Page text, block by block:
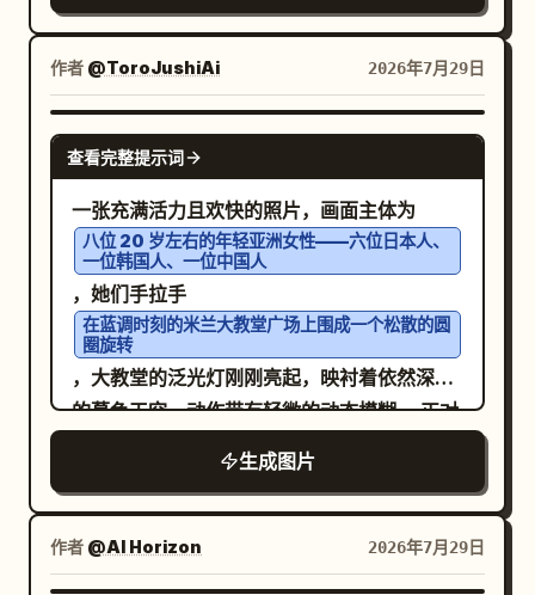
呼べ！！今日中！！熊本に支援物資を送るか
ら！！」。在受惊的反应附近添加音效文字
「びくっ」。 3. 第 3 格，解释与升级：上司
身体前倾大声咆哮，左侧有一个巨大的锯齿状
对话框写着 「はぁ!?」。年轻员工焦虑地转头
看向后方的上司，流着汗，右侧有一个圆形的
对话框写着 「く、熊本ですか……？配送スト
ップしてると思いますが……」。仓鼠在微型
键盘上快速打字，圆形对话框写着 「はい、ど
の配送会社も熊本への配送は全域ストップし
てます」，并伴有小的打字音效 「カタカタカ
タ」。 4. 第 4 格，凄凉的笑点：背景变得几乎
全黑，阴影浓重。上方中央的挂钟显示大约
6:30。年轻员工在右侧，面色苍白且疲惫，双
在左侧微型键盘后，同样双眼无神，爪子放在
桌上。左上方一个巨大的锯齿状对话框写着：
「そんなの無理を通してこい！！話せばどっ
艺术，细节丰富，质感粗犷，规模宏大，禁止
出现现代物体、文字或水印。
红色花纹旗以及一面浅蓝白十字旗。前景中的
士兵戴着凹陷的钢盔，身穿锁子甲、板甲和罩
袍，手持沾满泥土的圆盾；他们背对观众，正
在行进或准备战斗。中景应展示横跨山谷的庞
大军队队列，烟雾在地面低空飘浮，散落着火
堆、泥泞、破碎的盾牌，右侧正在形成混乱的
冲锋阵型。远景处，在山丘上加入一座防御森
严的中世纪城市或城堡，部分被薄雾遮蔽，后
方升起多道烟柱。天空布满厚重的风暴云，地
平线附近透出一抹冷灰色的光亮。使用铁灰
色、泥褐色、深绿色、褪色的红色和烟黑色组
成的低饱和度色调。画面效果应如同高预算历
史史诗电影的剧照，具备强烈的空气透视感、
严酷的阴天光照、细腻的盔甲纹理、电影级的
景深以及粗犷的战场真实感。画面中不得出现
现代物品、文字、干净的奇幻光泽或可见的水
印。
作者 @ToroJushiAi 2026年7月29日
GPT IMAGE 2
查看完整提示词
一张充满活力且欢快的照片，画面主体为
八位 20 岁左右的年轻亚洲女性——六位日本人、
一位韩国人、一位中国人
，她们手拉手
在蓝调时刻的米兰大教堂广场上围成一个松散的圆
圈旋转
，大教堂的泛光灯刚刚亮起，映衬着依然深蓝
的暮色天空，动作带有轻微的动态模糊。 正对
镜头的两三位女性展现出清晰、独特的东亚面
部特征，表情真实自然地大笑着；其余人物处
于旋转过程中，面部呈半侧面或带有柔和的动
态模糊，符合旋转时的自然视觉效果。当泛光
灯照在她们脸上时，皮肤呈现出真实的次表面
生成图片
作者 @AI Horizon 2026年7月29日